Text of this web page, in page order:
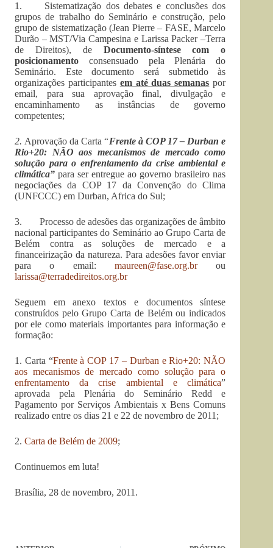
1. Sistematização dos debates e conclusões dos
grupos de trabalho do Seminário e construção, pelo
grupo de sistematização (Jean Pierre – FASE, Marcelo
Durão – MST/Via Campesina e Larissa Packer –Terra
de Direitos), de Documento-síntese
com o
posicionamento consensuado pela Plenária do
Seminário. Este documento será submetido às
organizações participantes em até duas semanas por
email, para sua aprovação final, divulgação e
encaminhamento as instâncias de governo
competentes;
2. Aprovação da Carta “Frente à COP 17 – Durban e
Rio+20: NÃO aos mecanismos de mercado como
solução para o enfrentamento da crise ambiental e
climática”para ser entregue ao governo brasileiro nas
negociações da COP 17 da Convenção do Clima
(UNFCCC) em Durban, Africa do Sul;
3. Processo de adesões das organizações de âmbito
nacional participantes do Seminário ao Grupo Carta de
Belém contra as soluções de mercado e a
financeirização da natureza. Para adesões favor enviar
para o email: maureen@fase.org.brou
larissa@terradedireitos.org.br
Seguem em anexo textos e documentos síntese
construídos pelo Grupo Carta de Belém ou indicados
por ele como materiais importantes para informação e
formação:
1. Carta “Frente à COP 17 – Durban e Rio+20: NÃO
aos mecanismos de mercado como solução para o
enfrentamento da crise ambiental e climática”
aprovada pela Plenária do Seminário Redd e
Pagamento por Serviços Ambientais x Bens Comuns
realizado entre os dias 21 e 22 de novembro de 2011;
2. Carta de Belém de 2009;
Continuemos em luta!
Brasília, 28 de novembro, 2011.